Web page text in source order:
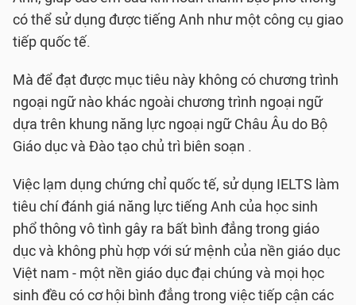
có thể sử dụng được tiếng Anh như một công cụ giao
tiếp quốc tế.
Mà để đạt được mục tiêu này không có chương trình
ngoại ngữ nào khác ngoài chương trình ngoại ngữ
dựa trên khung năng lực ngoại ngữ Châu Âu do Bộ
Giáo dục và Đào tạo chủ trì biên soạn .
Việc lạm dụng chứng chỉ quốc tế, sử dụng IELTS làm
tiêu chí đánh giá năng lực tiếng Anh của học sinh
phổ thông vô tình gây ra bất bình đẳng trong giáo
dục và không phù hợp với sứ mệnh của nền giáo dục
Việt nam - một nền giáo dục đại chúng và mọi học
sinh đều có cơ hội bình đẳng trong việc tiếp cận các